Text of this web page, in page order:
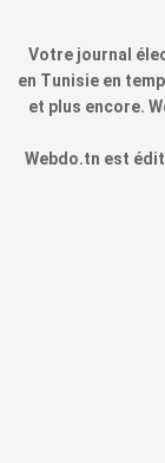
Votre journal
en Tunisie en
et plus encore.
Webdo.tn est